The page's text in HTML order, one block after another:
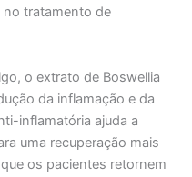
tratamento de
o extrato de Boswellia
da inflamação e da
inflamatória ajuda a
uma recuperação mais
os pacientes retornem